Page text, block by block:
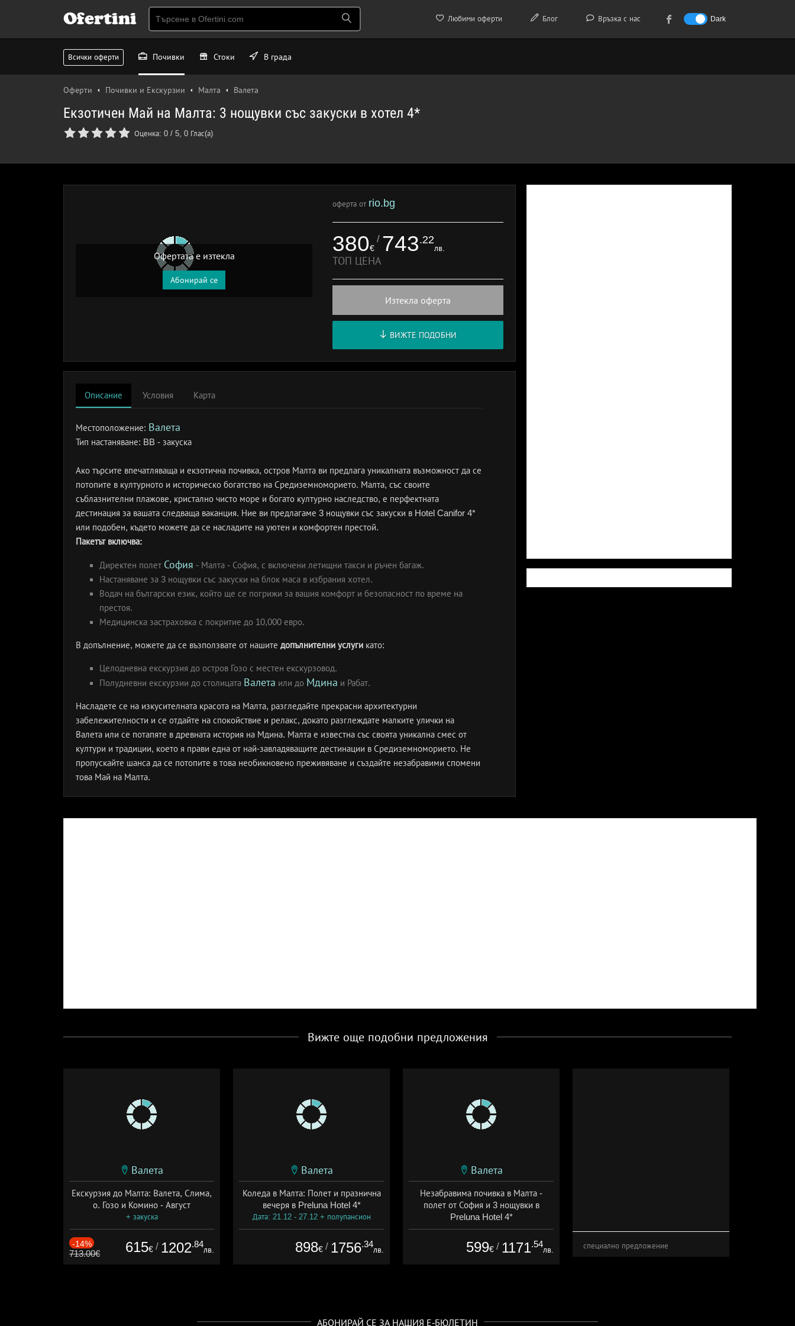
Любими оферти Блог Връзка с нас Dark
Ofertini
Всички оферти Почивки Стоки В града
Оферти Почивки и Екскурзии Малта Валета
Екзотичен Май на Малта: 3 нощувки със закуски в хотел 4*
Оценка: 0 / 5, 0 Глас(а)
Офертата е изтекла
Абонирай се
оферта от rio.bg
380€
/ 743.22
лв.
ТОП ЦЕНА
Изтекла оферта
ВИЖТЕ ПОДОБНИ
Описание Условия Карта
Местоположение: Валета
Тип настаняване: BB - закуска
Ако търсите впечатляваща и екзотична почивка, остров Малта ви предлага уникалната възможност да се
потопите в културното и историческо богатство на Средиземноморието. Малта, със своите
съблазнителни плажове, кристално чисто море и богато културно наследство, е перфектната
дестинация за вашата следваща ваканция. Ние ви предлагаме 3 нощувки със закуски в Hotel Canifor 4*
или подобен, където можете да се насладите на уютен и комфортен престой.
Пакетът включва:
Директен полет София - Малта - София, с включени летищни такси и ръчен багаж.
Настаняване за 3 нощувки със закуски на блок маса в избрания хотел.
Водач на български език, който ще се погрижи за вашия комфорт и безопасност по време на
престоя.
Медицинска застраховка с покритие до 10,000 евро.
В допълнение, можете да се възползвате от нашите допълнителни услуги като:
Целодневна екскурзия до остров Гозо с местен екскурзовод.
Полудневни екскурзии до столицата Валета или до Мдина и Рабат.
Насладете се на изкусителната красота на Малта, разгледайте прекрасни архитектурни
забележителности и се отдайте на спокойствие и релакс, докато разглеждате малките улички на
Валета или се потапяте в древната история на Мдина. Малта е известна със своята уникална смес от
култури и традиции, което я прави една от най-завладяващите дестинации в Средиземноморието. Не
пропускайте шанса да се потопите в това необикновено преживяване и създайте незабравими спомени
това Май на Малта.
Вижте още подобни предложения
Валета
Екскурзия до Малта: Валета, Слима,
о. Гозо и Комино - Август
+ закуска
-14%
713.00€ 615€ / 1202.84
лв.
Валета
Коледа в Малта: Полет и празнична
вечеря в Preluna Hotel 4*
Дата: 21.12 - 27.12 + полупансион
898€ / 1756.34
лв.
Валета
Незабравима почивка в Малта -
полет от София и 3 нощувки в
Preluna Hotel 4*
Дата: 02.09 - 20.12 + закуска
599€ / 1171.54
лв. специално предложение
АБОНИРАЙ СЕ ЗА НАШИЯ Е-БЮЛЕТИН